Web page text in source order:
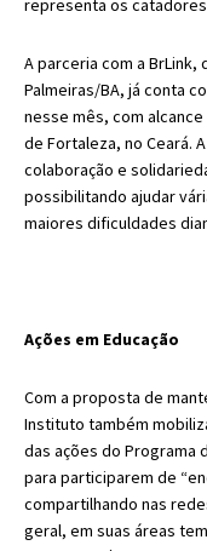
representa os
A parceria com a BrLink,
Palmeiras/BA, já conta
nesse mês, com
de Fortaleza, no Ceará.
colaboração e
possibilitando ajudar
maiores dificuldades
Ações em Educação
Com a proposta de
Instituto também
das ações do Programa
para participarem de
compartilhando nas
geral, em suas áreas